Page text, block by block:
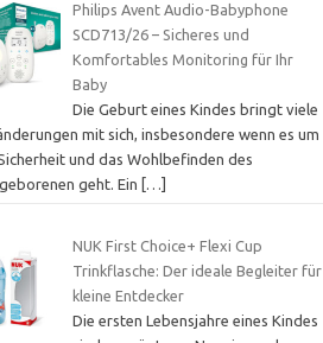
Philips Avent Audio-Babyphone
SCD713/26 – Sicheres und
Komfortables Monitoring für Ihr
Baby
Die Geburt eines Kindes bringt viele
mit sich, insbesondere wenn es um
und das Wohlbefinden des
geht. Ein
[…]
NUK First Choice+ Flexi Cup
Trinkflasche: Der ideale Begleiter für
kleine Entdecker
Die ersten Lebensjahre eines Kindes